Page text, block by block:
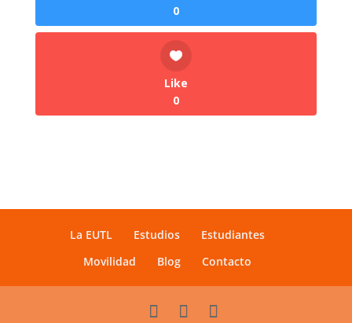
0
Like
0
La EUTL Estudios
Estudiantes
Movilidad
Blog Contacto